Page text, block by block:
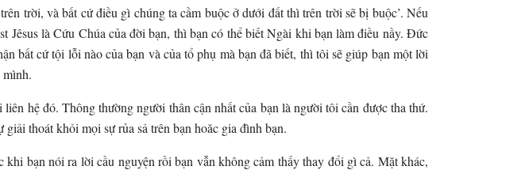
trời, và bất cứ điều gì chúng ta cầm buộc ở dưới đất thì trên trời sẽ bị buộc’. Nếu
là Cứu Chúa của đời bạn, thì bạn có thể biết Ngài khi bạn làm điều nầy. Đức
bất cứ tội lỗi nào của bạn và của tổ phụ mà bạn đã biết, thì tôi sẽ giúp bạn một lời
mình.
hệ đó. Thông thường người thân cận nhất của bạn là người tôi cần được tha thứ.
thoát khỏi mọi sự rủa sả trên bạn hoăc gia đình bạn.
bạn nói ra lời cầu nguyện rồi bạn vẫn không cảm thấy thay đổi gì cả. Mặt khác,